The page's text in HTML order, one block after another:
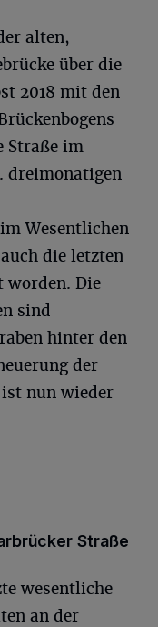
alten,
über die
2018 mit den
Straße im
dreimonatigen
Wesentlichen
die letzten
worden. Die
sind
hinter den
der
nun wieder
Straße
wesentliche
an der